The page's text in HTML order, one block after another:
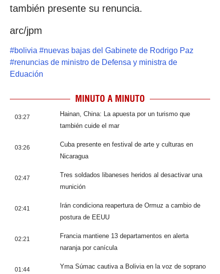
también presente su renuncia.
arc/jpm
#bolivia #nuevas bajas del Gabinete de Rodrigo Paz
#renuncias de ministro de Defensa y ministra de
Eduación
MINUTO A MINUTO
03:27
Hainan, China: La apuesta por un turismo que
también cuide el mar
03:26
Cuba presente en festival de arte y culturas en
Nicaragua
02:47
Tres soldados libaneses heridos al desactivar una
munición
02:41
Irán condiciona reapertura de Ormuz a cambio de
postura de EEUU
02:21
Francia mantiene 13 departamentos en alerta
naranja por canícula
01:44
Yma Súmac cautiva a Bolivia en la voz de soprano